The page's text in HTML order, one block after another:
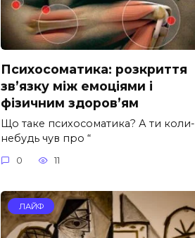
Психосоматика: розкриття
зв’язку між емоціями і
фізичним здоров’ям
Що таке психосоматика? А ти коли-
небудь чув про “
0 11
ЛАЙФ